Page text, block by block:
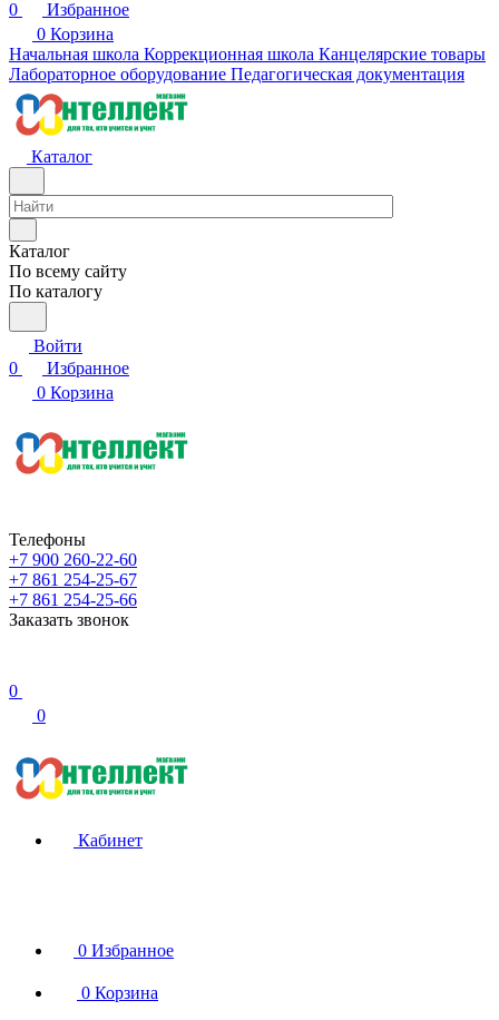
0
Избранное
0 Корзина
Начальная школа Коррекционная школа Канцелярские товары
Лабораторное оборудование Педагогическая документация
Каталог
Каталог
По всему сайту
По каталогу
Войти
0
Избранное
0 Корзина
Телефоны
+7 900 260-22-60
+7 861 254-25-67
+7 861 254-25-66
Заказать звонок
0
0
Кабинет
0 Избранное
0 Корзина